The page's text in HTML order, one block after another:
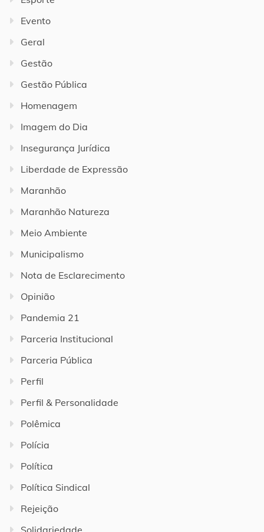
Evento
Geral
Gestão
Gestão Pública
Homenagem
Imagem do Dia
Insegurança Jurídica
Liberdade de Expressão
Maranhão
Maranhão Natureza
Meio Ambiente
Municipalismo
Nota de Esclarecimento
Opinião
Pandemia 21
Parceria Institucional
Parceria Pública
Perfil
Perfil & Personalidade
Polêmica
Polícia
Política
Política Sindical
Rejeição